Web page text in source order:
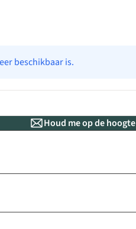
beschikbaar is.
Houd me op de hoogte